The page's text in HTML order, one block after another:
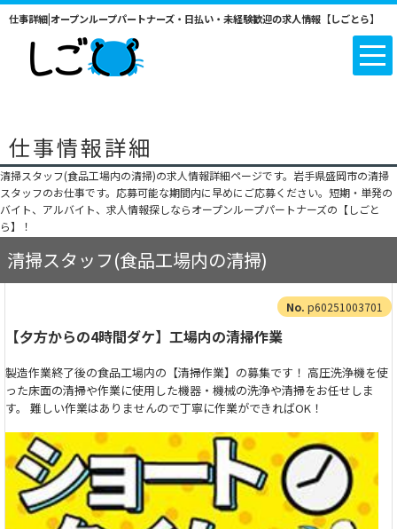
仕事詳細|オープンループパートナーズ・日払い・未経験歓迎の求人情報【しごとら】
仕事情報詳細
清掃スタッフ(食品工場内の清掃)の求人情報詳細ページです。岩手県盛岡市の清掃
スタッフのお仕事です。応募可能な期間内に早めにご応募ください。短期・単発の
バイト、アルバイト、求人情報探しならオープンループパートナーズの【しごと
ら】！
清掃スタッフ(食品工場内の清掃)
p60251003701
【夕方からの4時間ダケ】工場内の清掃作業
製造作業終了後の食品工場内の【清掃作業】の募集です！ 高圧洗浄機を使
った床面の清掃や作業に使用した機器・機械の洗浄や清掃をお任せしま
す。 難しい作業はありませんので丁寧に作業ができればOK！